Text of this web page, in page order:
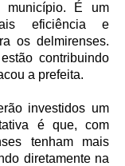
município. É um
eficiência e
os delmirenses.
contribuindo
a prefeita.
investidos um
é que, com
tenham mais
diretamente na